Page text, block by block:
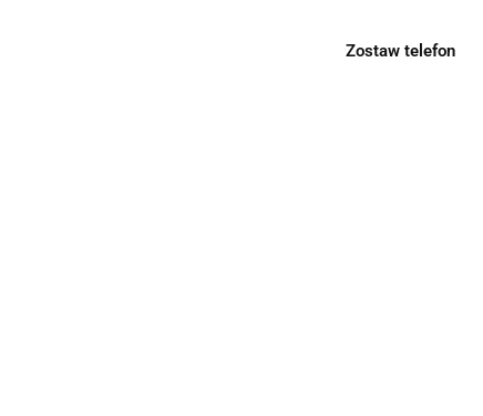
Zostaw telefon